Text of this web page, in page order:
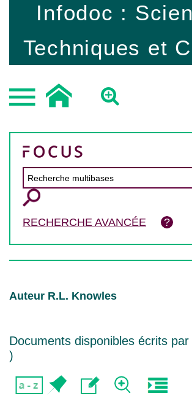
Infodoc :
Techniques et
RECHERCHE AVANCÉE
Auteur R.L. Knowles
Documents disponibles écrits
)